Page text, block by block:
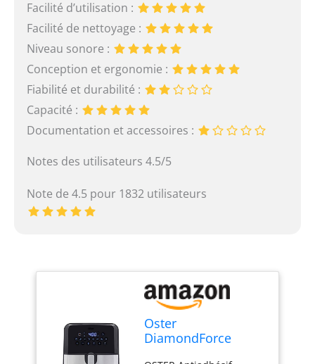
Facilité d’utilisation :
Facilité de nettoyage :
Niveau sonore :
Conception et ergonomie :
Fiabilité et durabilité :
Capacité :
Documentation et accessoires :
Notes des utilisateurs 4.5/5
Note de 4.5 pour 1832 utilisateurs
Oster
DiamondForce